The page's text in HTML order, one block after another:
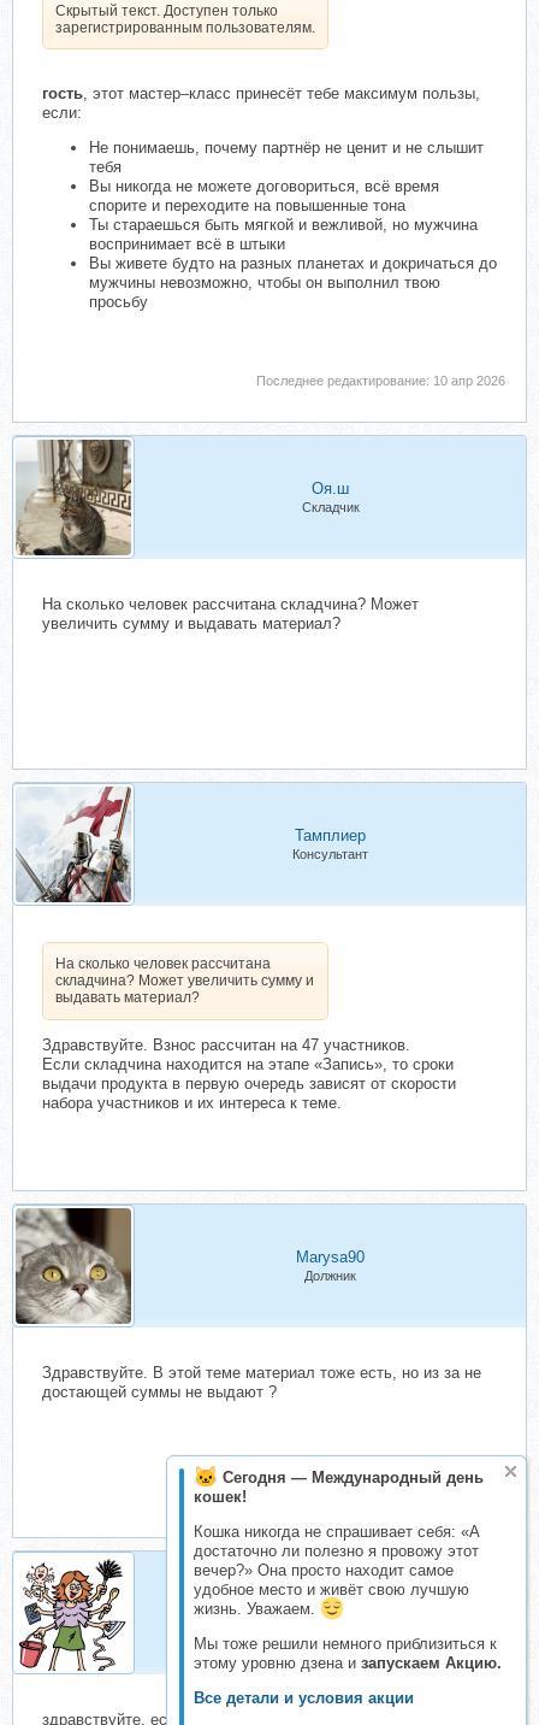
Сегодня — Международный день
кошек!
Кошка никогда не спрашивает себя: «А
достаточно ли полезно я провожу этот
вечер?» Она просто находит самое
удобное место и живёт свою лучшую
жизнь. Уважаем.
Мы тоже решили немного приблизиться к
этому уровню дзена и запускаем Акцию.
Все детали и условия акции
Скрытый текст. Доступен только
зарегистрированным пользователям.
гость , этот мастер–класс принесёт тебе максимум пользы,
если:
Не понимаешь, почему партнёр не ценит и не слышит
тебя
Вы никогда не можете договориться, всё время
спорите и переходите на повышенные тона
Ты стараешься быть мягкой и вежливой, но мужчина
воспринимает всё в штыки
Вы живете будто на разных планетах и докричаться до
мужчины невозможно, чтобы он выполнил твою
просьбу
Последнее редактирование: 10 апр 2026
Оя.ш
Складчик
На сколько человек рассчитана складчина? Может
увеличить сумму и выдавать материал?
Тамплиер
Консультант
На сколько человек рассчитана
складчина? Может увеличить сумму и
выдавать материал?
Здравствуйте. Взнос рассчитан на 47 участников.
Если складчина находится на этапе «Запись», то сроки
выдачи продукта в первую очередь зависят от скорости
набора участников и их интереса к теме.
Marysa90
Должник
Здравствуйте. В этой теме материал тоже есть, но из за не
достающей суммы не выдают ?
Yatanuha
Активный складчик
здравствуйте, есть ли возможность поднять взнос на 10%